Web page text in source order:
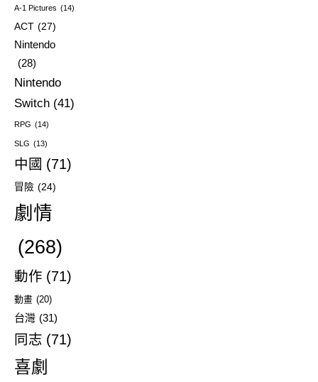
A-1 Pictures (14)
ACT (27)
Nintendo
(28)
Nintendo
Switch (41)
RPG (14)
SLG (13)
中國 (71)
冒險 (24)
劇情
(268)
動作 (71)
動畫 (20)
台灣 (31)
同志 (71)
喜劇